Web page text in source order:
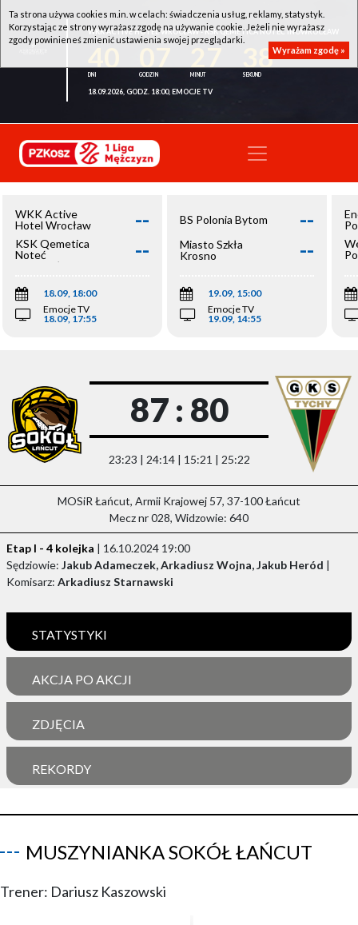
WKK ACTIVE HOTEL WROCŁAW - KSK QEMETICA NOTEĆ INOWROCŁAW
38
18.09.2026, GODZ. 18:00, EMOCJE TV
WKK Active
Hotel Wrocław
--
KSK Qemetica
Noteć
Inowrocław
--
18.09, 18:00
Emocje TV
18.09, 17:55
BS Polonia Bytom --
Miasto Szkła
Krosno
--
19.09, 15:00
Emocje TV
19.09, 14:55
87 : 80
23:23 | 24:14 | 15:21 | 25:22
MOSiR Łańcut, Armii Krajowej 57, 37-100 Łańcut
Mecz nr 028, Widzowie: 640
Etap I - 4 kolejka | 16.10.2024 19:00
Sędziowie: Jakub Adameczek, Arkadiusz Wojna, Jakub Heród |
Komisarz: Arkadiusz Starnawski
STATYSTYKI
AKCJA PO AKCJI
ZDJĘCIA
REKORDY
MUSZYNIANKA SOKÓŁ ŁAŃCUT
Trener: Dariusz Kaszowski
Ta strona używa cookies m.in. w celach: świadczenia usług, reklamy, statystyk.
Korzystając ze strony wyrażasz zgodę na używanie cookie. Jeżeli nie wyrażasz
zgody powinieneś zmienić ustawienia swojej przeglądarki.
Wyrażam zgodę »